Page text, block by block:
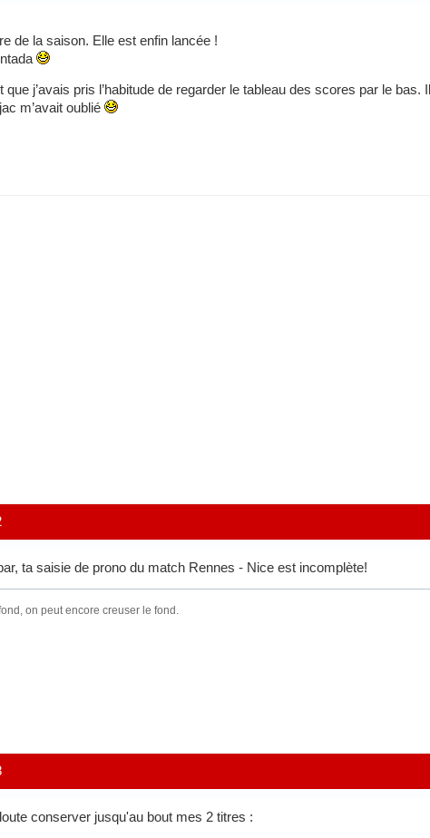
de la saison. Elle est enfin lancée !
j’avais pris l’habitude de regarder le tableau des scores par le bas.
m’avait oublié
ta saisie de prono du match Rennes - Nice est incomplète!
on peut encore creuser le fond.
conserver jusqu'au bout mes 2 titres :